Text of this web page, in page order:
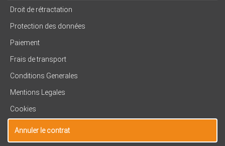
Droit de rétractation
Protection des données
Paiement
Frais de transport
Conditions Generales
Mentions Legales
Cookies
Annuler le contrat